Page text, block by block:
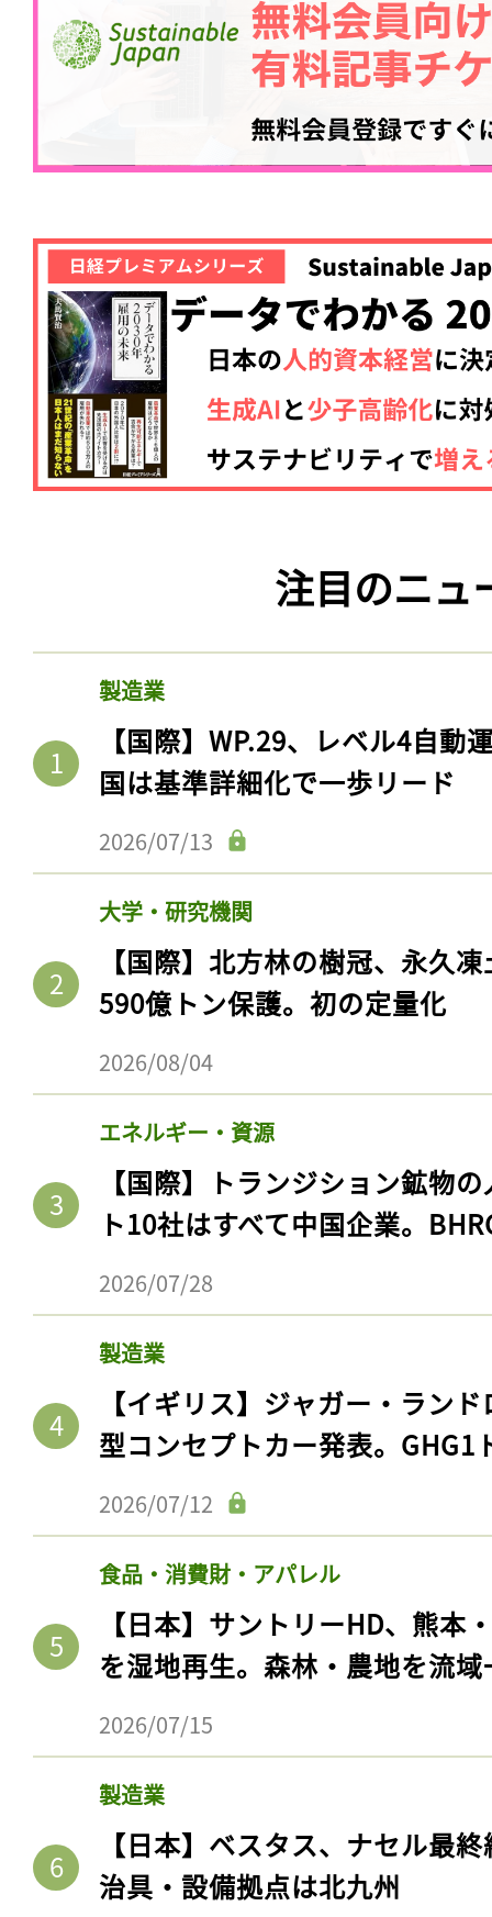
注目のニュ
製造業
【国際】WP.29、レベル4自動
国は基準詳細化で一歩リード
2026/07/13
大学・研究機関
【国際】北方林の樹冠、永久
590億トン保護。初の定量化
2026/08/04
エネルギー・資源
【国際】トランジション鉱物
ト10社はすべて中国企業。
2026/07/28
製造業
【イギリス】ジャガー・ラン
型コンセプトカー発表。GHG1
2026/07/12
食品・消費財・アパレル
【日本】サントリーHD、熊本
を湿地再生。森林・農地を流
2026/07/15
製造業
【日本】ベスタス、ナセル最
治具・設備拠点は北九州
記事をお気に入りに
ログインが必
会員登録